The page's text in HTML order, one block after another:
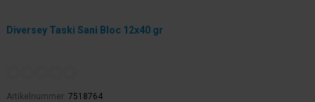
Diversey Taski Sani Bloc 12x40 gr
Artikelnummer: 7518764